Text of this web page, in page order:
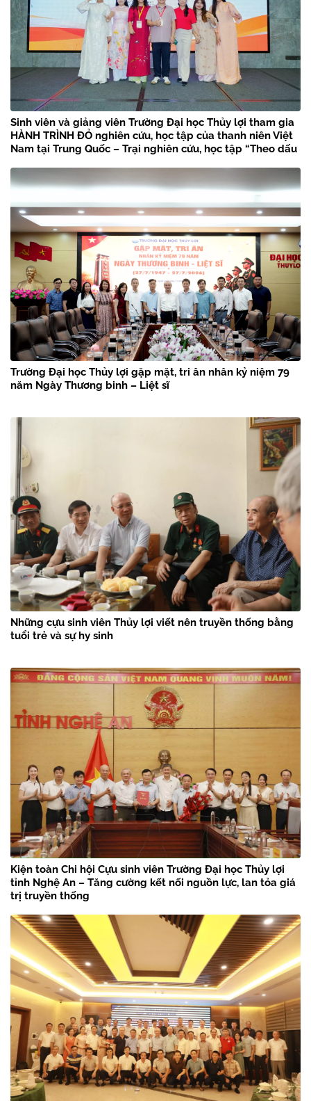
Sinh viên và giảng viên Trường Đại học Thủy lợi tham gia
HÀNH TRÌNH ĐỎ nghiên cứu, học tập của thanh niên Việt
Nam tại Trung Quốc – Trại nghiên cứu, học tập “Theo dấu
Trường Đại học Thủy lợi gặp mặt, tri ân nhân kỷ niệm 79
năm Ngày Thương binh – Liệt sĩ
Những cựu sinh viên Thủy lợi viết nên truyền thống bằng
tuổi trẻ và sự hy sinh
Kiện toàn Chi hội Cựu sinh viên Trường Đại học Thủy lợi
tỉnh Nghệ An – Tăng cường kết nối nguồn lực, lan tỏa giá
trị truyền thống